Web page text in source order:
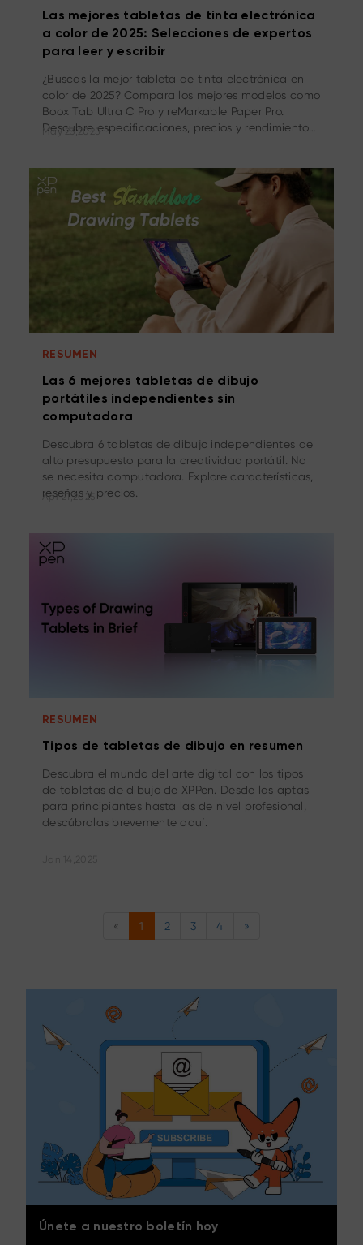
Las mejores tabletas de tinta electrónica
a color de 2025: Selecciones de expertos
para leer y escribir
¿Buscas la mejor tableta de tinta electrónica en
color de 2025? Compara los mejores modelos como
Boox Tab Ultra C Pro y reMarkable Paper Pro.
Descubre especificaciones, precios y rendimiento
May 23,2025
RESUMEN
Las 6 mejores tabletas de dibujo
portátiles independientes sin
computadora
Descubra 6 tabletas de dibujo independientes de
alto presupuesto para la creatividad portátil. No
se necesita computadora. Explore características,
reseñas y precios.
Apr 21,2025
RESUMEN
Tipos de tabletas de dibujo en resumen
Descubra el mundo del arte digital con los tipos
de tabletas de dibujo de XPPen. Desde las aptas
para principiantes hasta las de nivel profesional,
descúbralas brevemente aquí.
« 1 2 3 4 »
Únete a nuestro boletín hoy